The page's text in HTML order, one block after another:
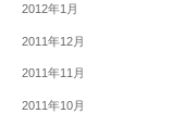
2012年1月
2011年12月
2011年11月
2011年10月